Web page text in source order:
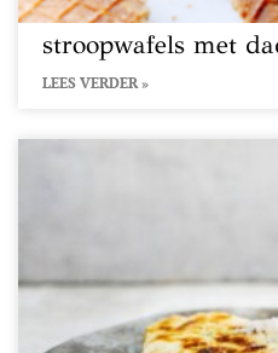
stroopwafels met
LEES VERDER »